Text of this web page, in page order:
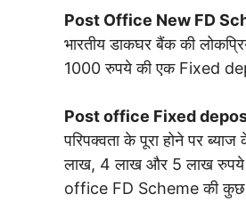
Post Office New FD
भारतीय डाकघर बैंक की
1000 रुपये की एक Fixed
Post office Fixed
परिपक्वता के पूरा होने पर
लाख, 4 लाख और 5 लाख रुपये
office FD Scheme की कुछ